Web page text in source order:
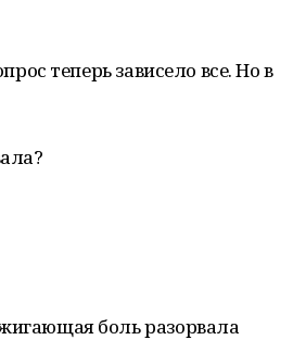
теперь зависело все. Но в
боль разорвала